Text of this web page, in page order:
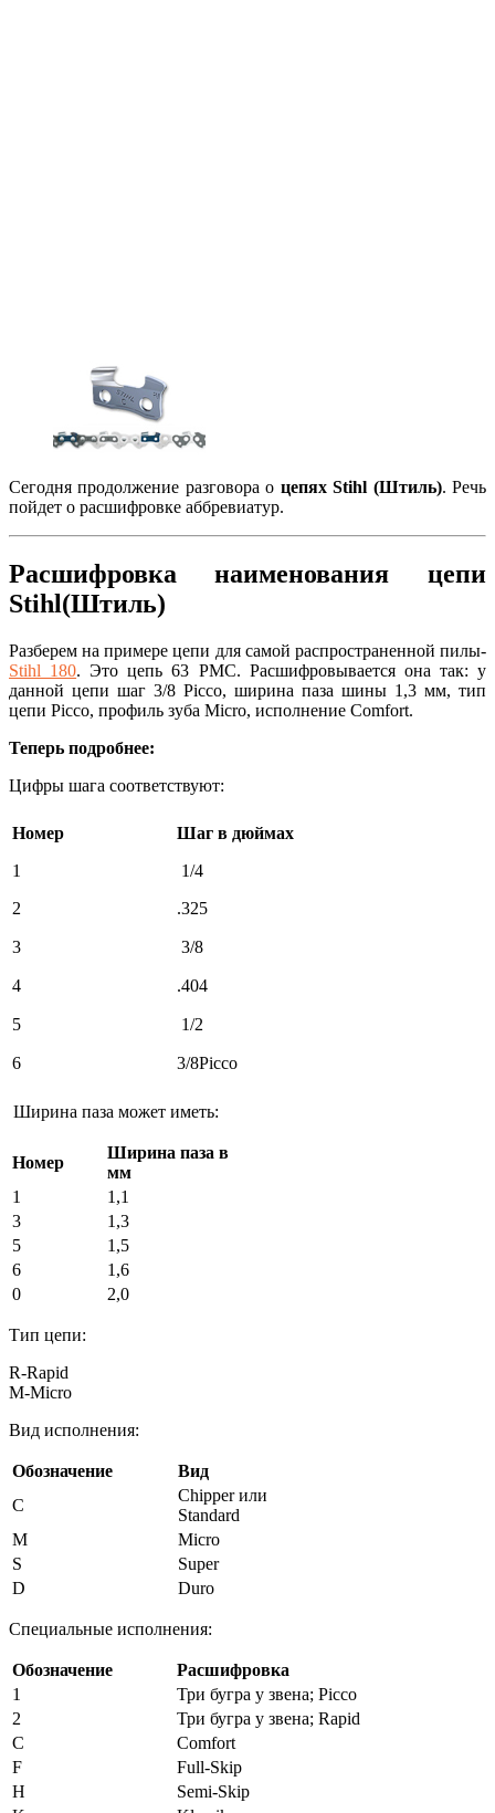
Сегодня продолжение разговора о цепях Stihl (Штиль). Речь
пойдет о расшифровке аббревиатур.
Расшифровка наименования цепи
Stihl(Штиль)
Разберем на примере цепи для самой распространенной пилы-
Stihl 180. Это цепь 63 PMC. Расшифровывается она так: у
данной цепи шаг 3/8 Picco, ширина паза шины 1,3 мм, тип
цепи Picco, профиль зуба Micro, исполнение Comfort.
Теперь подробнее:
Цифры шага соответствуют:
Номер
Шаг в дюймах
1
1/4
2
.325
3 3/8
4 .404
5 1/2
6 3/8Picco
Ширина паза может иметь:
Номер
Ширина паза в
мм
1
1,1
3
1,3
5
1,5
6
1,6
0
2,0
Тип цепи:
R-Rapid
M-Micro
Вид исполнения:
Обозначение
Вид
C
Chipper или
Standard
M
Micro
S
Super
D
Duro
Специальные исполнения:
Обозначение
Расшифровка
1
Три бугра у звена; Picco
2
Три бугра у звена; Rapid
C
Comfort
F
Full-Skip
H
Semi-Skip